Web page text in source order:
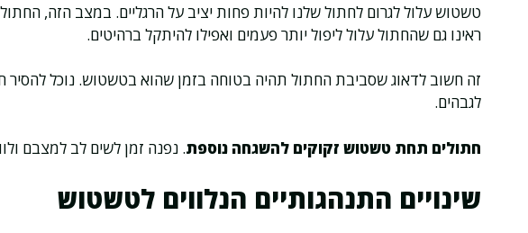
טשטוש עלול לגרום לחתול שלנו להיות פחות יציב על הרגליים. במצב הזה,
ראינו גם שהחתול עלול ליפול יותר פעמים ואפילו להיתקל ברהיטים.
זה חשוב לדאוג שסביבת החתול תהיה בטוחה בזמן שהוא בטשטוש. נוכל להסיר
לגבהים.
חתולים תחת טשטוש זקוקים להשגחה נוספת. נפנה זמן לשים לב למצבם
שינויים התנהגותיים הנלווים לטשטוש